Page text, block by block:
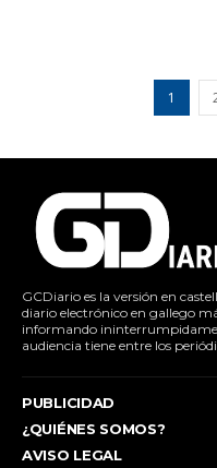
1
GCDiario es la versión en
diario electrónico en gallego
informando
audiencia tiene entre los
PUBLICIDAD
¿QUIÉNES SOMOS?
AVISO LEGAL